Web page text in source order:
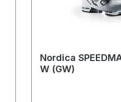
Nordica
W (GW)